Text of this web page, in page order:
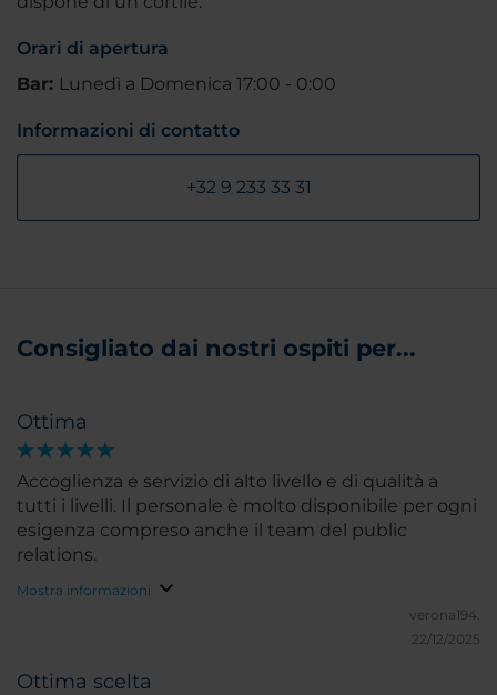
Orari di apertura
Bar: Lunedì a Domenica 17:00 - 0:00
Informazioni di contatto
+32 9 233 33 31
Consigliato dai nostri ospiti per...
Ottima
Accoglienza e servizio di alto livello e di qualità a
tutti i livelli. Il personale è molto disponibile per ogni
esigenza compreso anche il team del public
relations.
Mostra informazioni
verona194.
22/12/2025
Ottima scelta